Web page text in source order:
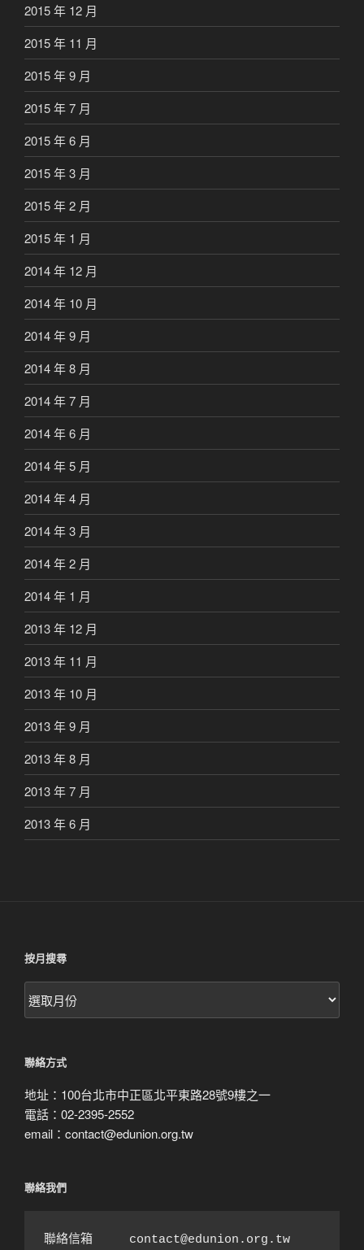
2015 年 12 月
2015 年 11 月
2015 年 9 月
2015 年 7 月
2015 年 6 月
2015 年 3 月
2015 年 2 月
2015 年 1 月
2014 年 12 月
2014 年 10 月
2014 年 9 月
2014 年 8 月
2014 年 7 月
2014 年 6 月
2014 年 5 月
2014 年 4 月
2014 年 3 月
2014 年 2 月
2014 年 1 月
2013 年 12 月
2013 年 11 月
2013 年 10 月
2013 年 9 月
2013 年 8 月
2013 年 7 月
2013 年 6 月
按月搜尋
按
月
聯絡方式
地址：100台北市中正區北平東路28號9樓之一
電話：02-2395-2552
email：contact@edunion.org.tw
聯絡我們
聯絡信箱　　　contact@edunion.org.tw